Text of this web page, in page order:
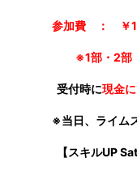
参加費 ： ￥
※1部・2
受付時に現金
※当日、ライムス
【スキルUP